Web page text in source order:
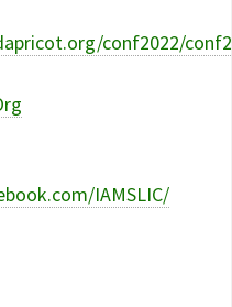
conf2022/
IAMSLIC/